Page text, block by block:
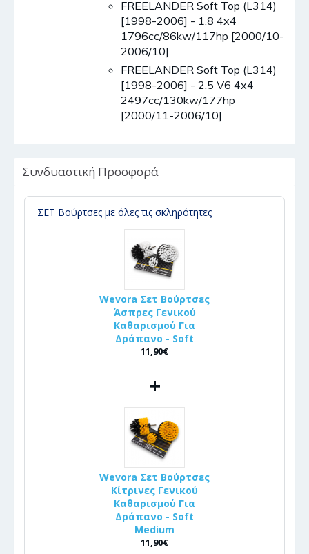
FREELANDER Soft Top (L314)
[1998-2006] - 1.8 4x4
1796cc/86kw/117hp [2000/10-
2006/10]
FREELANDER Soft Top (L314)
[1998-2006] - 2.5 V6 4x4
2497cc/130kw/177hp
[2000/11-2006/10]
Συνδυαστική Προσφορά
ΣΕΤ Βούρτσες με όλες τις σκληρότητες
Wevora Σετ Βούρτσες
Άσπρες Γενικού
Καθαρισμού Για
Δράπανο - Soft
11,90€
+
Wevora Σετ Βούρτσες
Κίτρινες Γενικού
Καθαρισμού Για
Δράπανο - Soft
Medium
11,90€